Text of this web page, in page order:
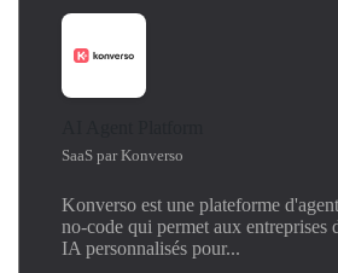
SaaS par Konverso
Konverso est une plateforme
no-code qui permet aux entreprises
IA personnalisés pour...